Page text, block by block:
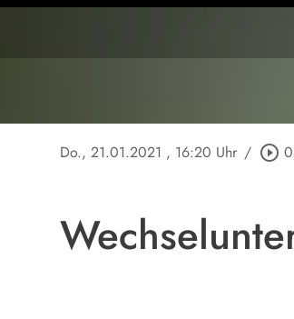
Do., 21.01.2021 , 16:20 Uhr / play_circle_outline